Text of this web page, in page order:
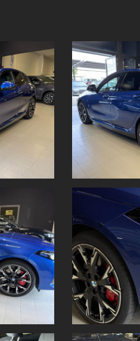
completa disposizione per